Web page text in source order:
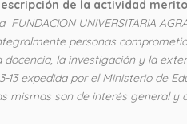
de la actividad
FUNDACION UNIVERSITARIA
personas
docencia, la investigación y la
13 expedida por el Ministerio de
mismas son de interés general y